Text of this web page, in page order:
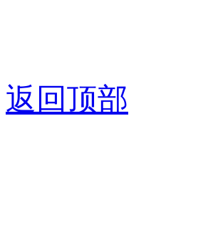
返回顶部